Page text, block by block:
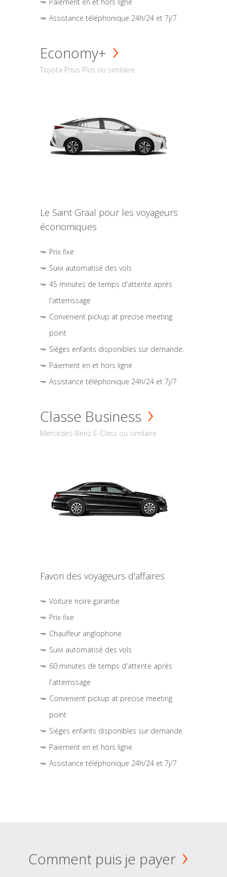
Assistance téléphonique 24h/24 et 7j/7
Economy+
Toyota Prius Plus ou similaire
Le Saint Graal pour les voyageurs
économiques
Prix fixe
Suivi automatisé des vols
45 minutes de temps d'attente après
l'atterrissage
Convenient pickup at precise meeting
point
Sièges enfants disponibles sur demande.
Paiement en et hors ligne
Assistance téléphonique 24h/24 et 7j/7
Classe Business
Mercedes-Benz E-Class ou similaire
Favori des voyageurs d'affaires
Voiture noire garantie
Prix fixe
Chauffeur anglophone
Suivi automatisé des vols
60 minutes de temps d'attente après
l'atterrissage
Convenient pickup at precise meeting
point
Sièges enfants disponibles sur demande.
Paiement en et hors ligne
Assistance téléphonique 24h/24 et 7j/7
Comment puis je payer